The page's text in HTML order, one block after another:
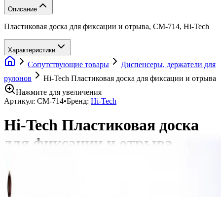
Описание
Пластиковая доска для фиксации и отрыва, CM-714, Hi-Tech
Характеристики
Сопутствующие товары
Диспенсеры, держатели для
рулонов
Hi-Tech Пластиковая доска для фиксации и отрыва
Нажмите для увеличения
Артикул: CM-714•Бренд: Hi-Tech
Hi-Tech Пластиковая доска
для фиксации и отрыва
323 ₽
Количество: